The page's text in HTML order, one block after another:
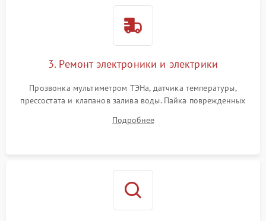
3. Ремонт электроники и электрики
Прозвонка мультиметром ТЭНа, датчика температуры,
прессостата и клапанов залива воды. Пайка поврежденных
Восстановление целостности проводки и контактов.
Подробнее